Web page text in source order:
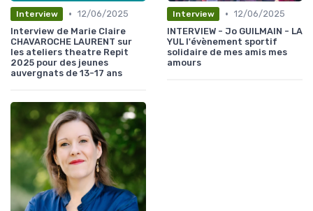
Interview • 12/06/2025
Interview de Marie Claire
CHAVAROCHE LAURENT sur
les ateliers theatre Repit
2025 pour des jeunes
auvergnats de 13-17 ans
Interview • 12/06/2025
INTERVIEW - Jo GUILMAIN - LA
YUL l'évènement sportif
solidaire de mes amis mes
amours